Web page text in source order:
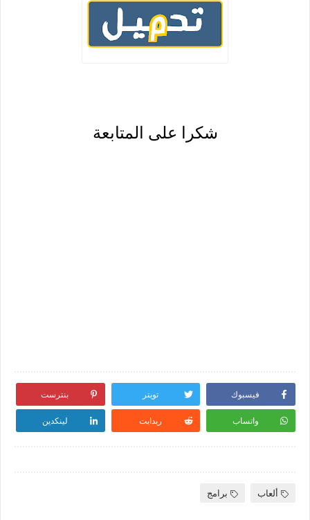
شكرا على المتابعة
فيسبوك تويتر بنترست
واتساب ريدايت لينكدين
ألعاب برامج